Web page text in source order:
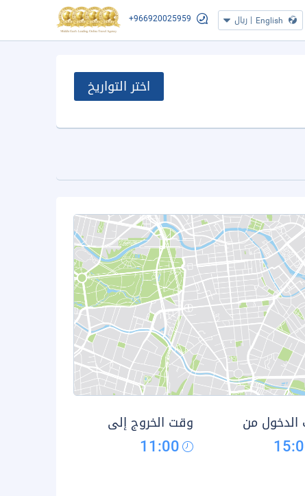
English
| ريال +966920025959
اختر التواريخ
من وقت الخروج إلى
11:00